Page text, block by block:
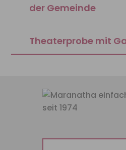
der Gemeinde
Theaterprobe mit